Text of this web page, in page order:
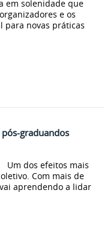
em solenidade que
e os
para novas práticas
graduandos
Um dos efeitos mais
Com mais de
aprendendo a lidar